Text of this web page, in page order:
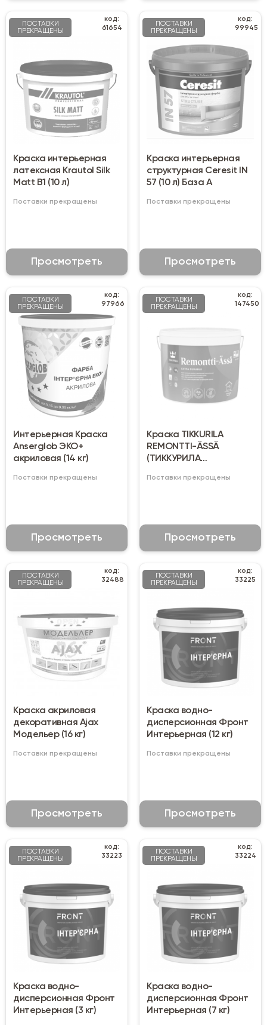
ПОСТАВКИ
ПРЕКРАЩЕНЫ
код:
61654
Краска интерьерная
латексная Krautol Silk
Matt B1 (10 л)
Поставки прекращены
Просмотреть
ПОСТАВКИ
ПРЕКРАЩЕНЫ
код:
99945
Краска интерьерная
структурная Ceresit IN
57 (10 л) База А
Поставки прекращены
Просмотреть
ПОСТАВКИ
ПРЕКРАЩЕНЫ
код:
97966
Интерьерная Краска
Anserglob ЭКО+
акриловая (14 кг)
Поставки прекращены
Просмотреть
ПОСТАВКИ
ПРЕКРАЩЕНЫ
код:
147450
Краска TIKKURILA
REMONTTI-ÄSSÄ
(ТИККУРИЛА
базис А 9 л
Поставки прекращены
Просмотреть
ПОСТАВКИ
ПРЕКРАЩЕНЫ
код:
32488
Краска акриловая
декоративная Ajax
Модельер (16 кг)
Поставки прекращены
Просмотреть
ПОСТАВКИ
ПРЕКРАЩЕНЫ
код:
33225
Краска водно-
дисперсионная Фронт
Интерьерная (12 кг)
Поставки прекращены
Просмотреть
ПОСТАВКИ
ПРЕКРАЩЕНЫ
код:
33223
Краска водно-
дисперсионная Фронт
Интерьерная (3 кг)
ПОСТАВКИ
ПРЕКРАЩЕНЫ
код:
33224
Краска водно-
дисперсионная Фронт
Интерьерная (7 кг)